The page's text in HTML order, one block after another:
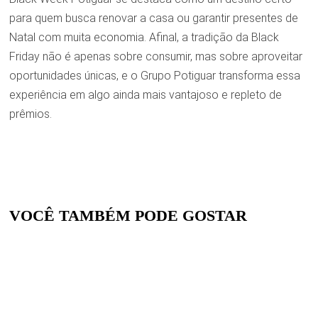
para quem busca renovar a casa ou garantir presentes de
Natal com muita economia. Afinal, a tradição da Black
Friday não é apenas sobre consumir, mas sobre aproveitar
oportunidades únicas, e o Grupo Potiguar transforma essa
experiência em algo ainda mais vantajoso e repleto de
prêmios.
VOCÊ TAMBÉM PODE GOSTAR